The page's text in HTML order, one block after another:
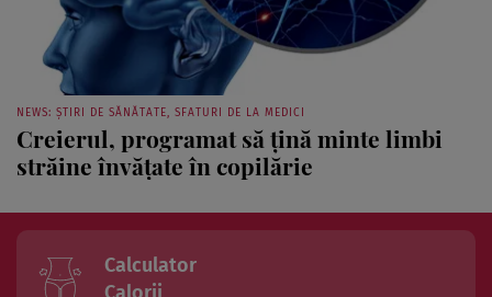
NEWS: ȘTIRI DE SĂNĂTATE, SFATURI DE LA MEDICI
Creierul, programat să ţină minte limbi
străine învăţate în copilărie
Calculator